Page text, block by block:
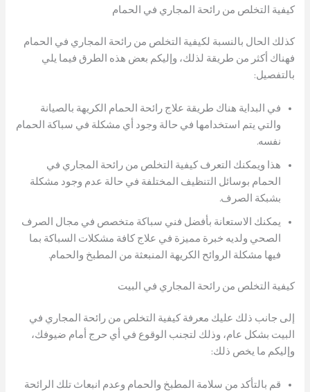
كيفية التخلص من رائحة المجاري في الحمام
كذلك الحال بالنسبة لكيفية التخلص من رائحة المجاري في الحمام
فهناك أكثر من طريقة لذلك، وإليكم بعض هذه الطرق فيما يلي
بالتفصيل:
في البداية هناك طريقة علاج رائحة الحمام الكريهة بالصيانة
والتي يتم استخدامها في حالة وجود أي مشكلة في سباكة الحمام
نفسه.
هذا ويمكنك التعرف كيفية التخلص من رائحة المجاري في
الحمام بوسائل التنظيف المختلفة في حالة عدم وجود مشكلة
بشبكة الصرف.
يمكنك الاستعانة بأفضل فني سباكة متخصص في مجال الصرف
الصحي ولديه خبرة مميزة في علاج كافة مشكلات السباكة بما
فيها مشكلة الروائح الكريهة المنبعثة من المطبخ والحمام.
كيفية التخلص من رائحة المجاري في البيت
إلى جانب ذلك عليك معرفة كيفية التخلص من رائحة المجاري في
البيت بشكل عام، وذلك لتجنب الوقوع في أي حرج أمام ضيوفك،
وإليكم ما يخص ذلك:
قم بالتأكد من سلامة المطبخ والحمام وعدم انبعاث تلك الرائحة